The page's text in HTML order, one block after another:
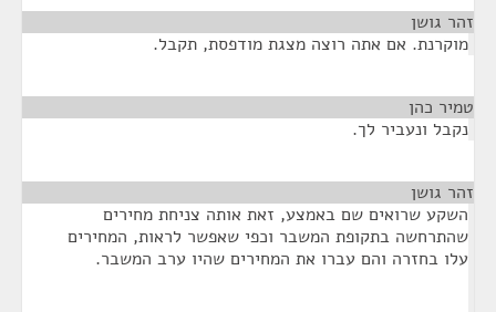
זהר גושן
מוקרנת. אם אתה רוצה מצגת מודפסת, תקבל.
טמיר כהן
נקבל ונעביר לך.
זהר גושן
השקע שרואים שם באמצע, זאת אותה צניחת מחירים
שהתרחשה בתקופת המשבר וכפי שאפשר לראות, המחירים
עלו בחזרה והם עברו את המחירים שהיו ערב המשבר.